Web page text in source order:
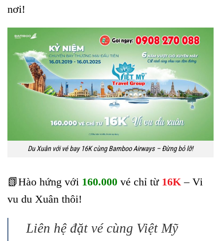
nơi!
Du Xuân với vé bay 16K cùng Bamboo Airways – Đừng bỏ lỡ!
📗Hào hứng với 160.000 vé chỉ từ 16K – Vi
vu du Xuân thôi!
Liên hệ đặt vé cùng Việt Mỹ